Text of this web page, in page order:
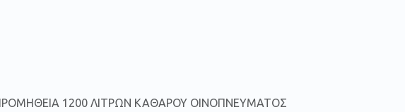
1200 ΛΙΤΡΩΝ ΚΑΘΑΡΟΥ ΟΙΝΟΠΝΕΥΜΑΤΟΣ